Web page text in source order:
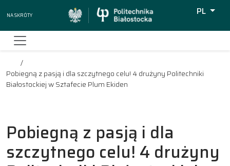
Na skróty
PL
Pobiegną z pasją i dla szczytnego celu! 4 drużyny Politechniki
Białostockiej w Sztafecie Plum Ekiden
Pobiegną z pasją i dla
szczytnego celu! 4 drużyny